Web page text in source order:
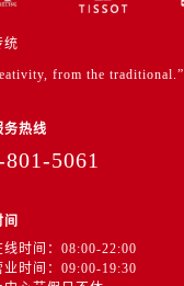
统
from the traditional.”
务热线
5061
线时间：08:00-22:00
业时间：09:00-19:30